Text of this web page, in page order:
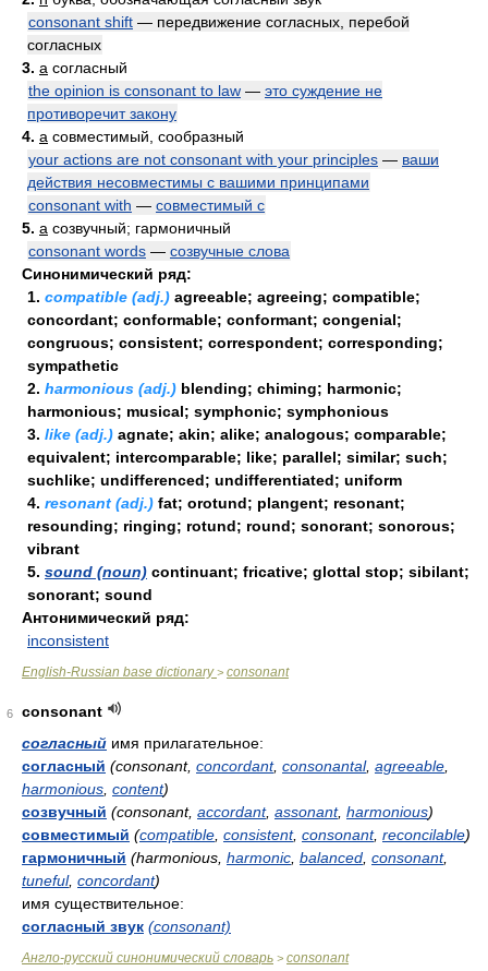
consonant shift — передвижение согласных, перебой
согласных
3. a согласный
the opinion is consonant to law — это суждение не
противоречит закону
4. a совместимый, сообразный
your actions are not consonant with your principles — ваши
действия несовместимы с вашими принципами
consonant with — совместимый с
5. a созвучный; гармоничный
consonant words — созвучные слова
Синонимический ряд:
1. compatible (adj.) agreeable; agreeing; compatible;
concordant; conformable; conformant; congenial;
congruous; consistent; correspondent; corresponding;
sympathetic
2. harmonious (adj.) blending; chiming; harmonic;
harmonious; musical; symphonic; symphonious
3. like (adj.) agnate; akin; alike; analogous; comparable;
equivalent; intercomparable; like; parallel; similar; such;
suchlike; undifferenced; undifferentiated; uniform
4. resonant (adj.) fat; orotund; plangent; resonant;
resounding; ringing; rotund; round; sonorant; sonorous;
vibrant
5. sound (noun) continuant; fricative; glottal stop; sibilant;
sonorant; sound
Антонимический ряд:
inconsistent
English-Russian base dictionary> consonant
6
consonant
согласный имя прилагательное:
согласный (consonant, concordant, consonantal, agreeable
harmonious content)
созвучный (consonant, accordant, assonant, harmonious)
совместимый (compatible consistent, consonant, reconcilable)
гармоничный (harmonious, harmonic balanced consonant,
tuneful, concordant)
имя существительное:
согласный звук (consonant)
Англо-русский синонимический словарь > consonant